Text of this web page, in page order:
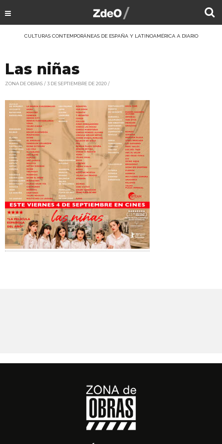
CULTURAS CONTEMPORÁNEAS DE ESPAÑA Y LATINOAMÉRICA A DIARIO
Las niñas
ZONA DE OBRAS 3 DE SEPTIEMBRE DE 2020